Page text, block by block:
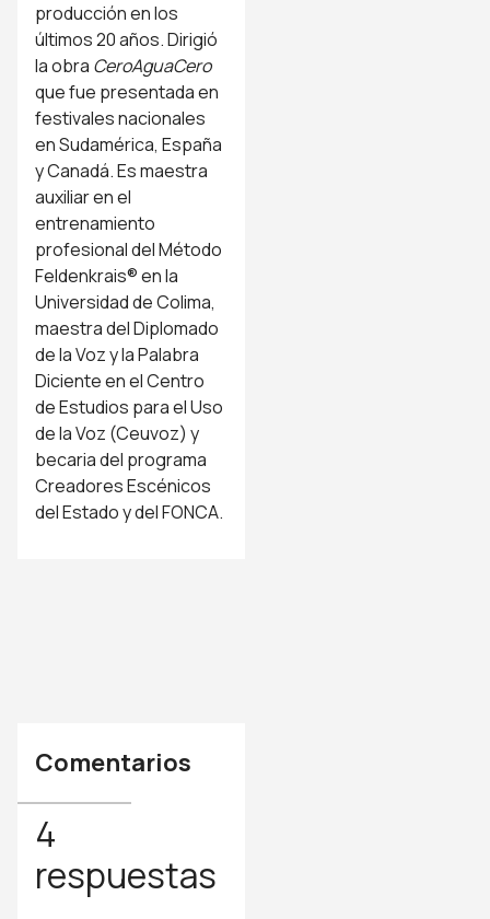
producción en los
últimos 20 años. Dirigió
la obra CeroAguaCero
que fue presentada en
festivales nacionales
en Sudamérica, España
y Canadá. Es maestra
auxiliar en el
entrenamiento
profesional del Método
Feldenkrais® en la
Universidad de Colima,
maestra del Diplomado
de la Voz y la Palabra
Diciente en el Centro
de Estudios para el Uso
de la Voz (Ceuvoz) y
becaria del programa
Creadores Escénicos
del Estado y del FONCA.
Comentarios
4
respuestas